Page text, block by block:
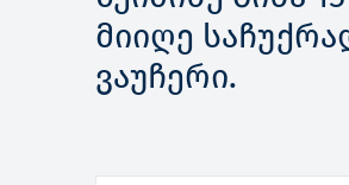
მიიღე
ვაუჩერი.